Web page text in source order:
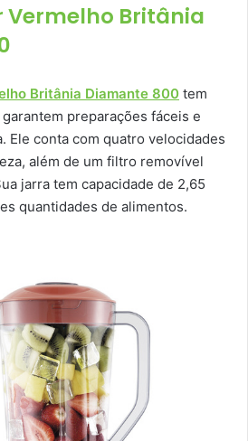
Vermelho Britânia
Britânia Diamante 800 tem
preparações fáceis e
Ele conta com quatro velocidades
além de um filtro removível
jarra tem capacidade de 2,65
quantidades de alimentos.